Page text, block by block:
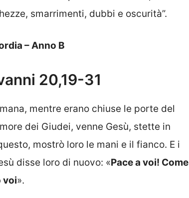
smarrimenti, dubbi e oscurità”.
– Anno B
20,19-31
mentre erano chiuse le porte del
dei Giudei, venne Gesù, stette in
mostrò loro le mani e il fianco. E i
disse loro di nuovo: «Pace a voi! Come
voi».